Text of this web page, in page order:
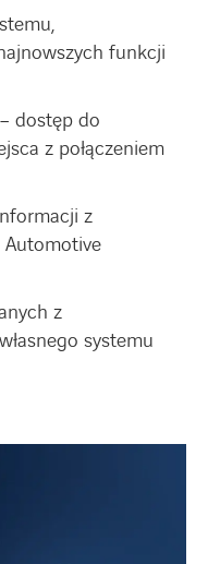
funkcji
dostęp do
z połączeniem
z
z
systemu